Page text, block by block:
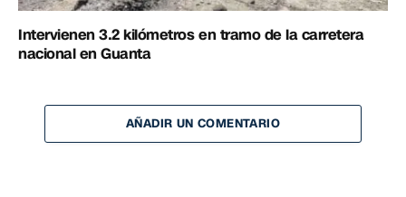
Intervienen 3.2 kilómetros en tramo de la carretera
nacional en Guanta
AÑADIR UN COMENTARIO